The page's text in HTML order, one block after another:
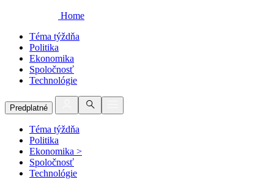
Home
Téma týždňa
Politika
Ekonomika
Spoločnosť
Technológie
Predplatné
Téma týždňa
Politika
Ekonomika >
Spoločnosť
Technológie